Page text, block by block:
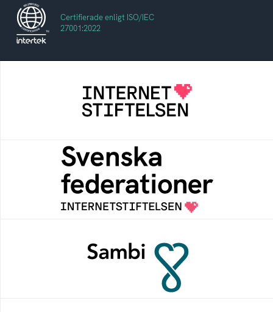
Certifierade enligt ISO/IEC
27001:2022
Internetstiftelsen verkar för ett internet som
bidrar positivt till människan och samhället
Svenska federationer
Grunden för medlemskap i en sektors- eller
kontextspecifik federation
Sambi möjliggör en säker åtkomst till
digitala tjänster för sektorn vård, hälsa och